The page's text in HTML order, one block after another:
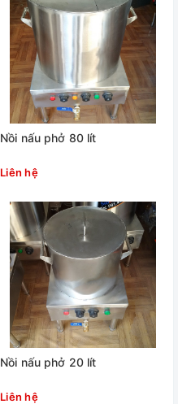
Nồi nấu phở 80 lít
Liên hệ
Nồi nấu phở 20 lít
Liên hệ